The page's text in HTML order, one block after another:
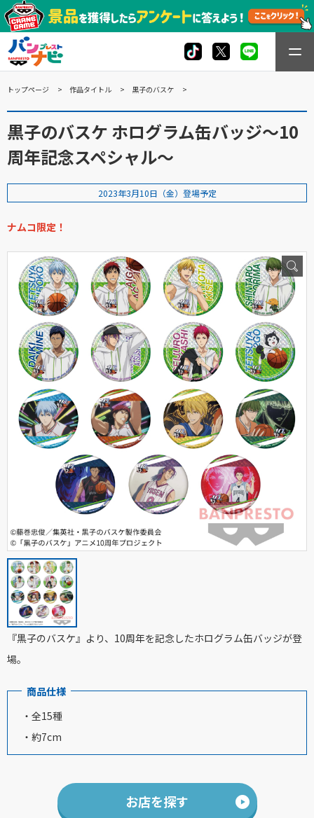
トップページ 作品タイトル 黒子のバスケ
黒子のバスケ ホログラム缶バッジ～10
周年記念スペシャル～
2023年3月10日（金）登場予定
ナムコ限定！
『黒子のバスケ』より、10周年を記念したホログラム缶バッジが登
場。
商品仕様
・全15種
・約7cm
お店を探す